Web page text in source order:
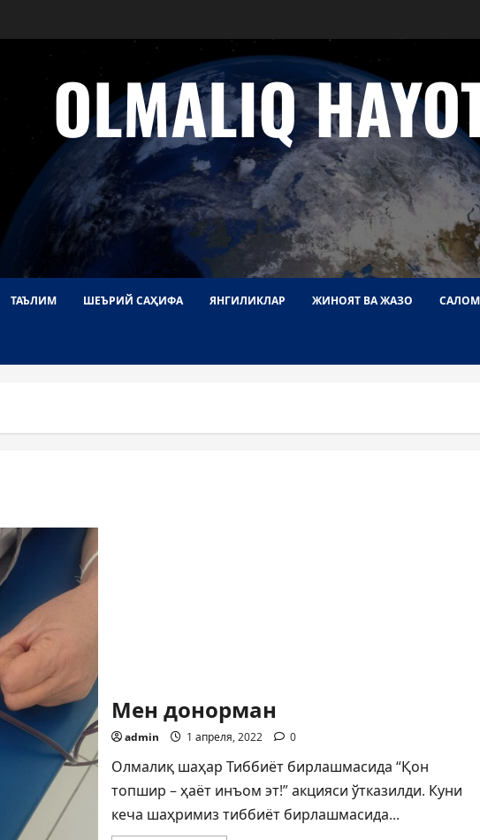
OLMALIQ
ТАЪЛИМ ШЕЪРИЙ САҲИФА ЯНГИЛИКЛАР ЖИНОЯТ ВА ЖАЗО
Мен донорман
admin 1 апреля, 2022 0
Олмалиқ шаҳар Тиббиёт бирлашмасида “Қон
топшир – ҳаёт инъом эт!” акцияси ўтказилди. Куни
кеча шаҳримиз тиббиёт бирлашмасида...